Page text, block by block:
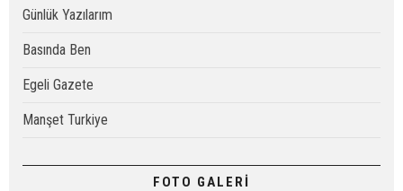
Günlük Yazılarım
Basında Ben
Egeli Gazete
Manşet Turkiye
FOTO GALERİ